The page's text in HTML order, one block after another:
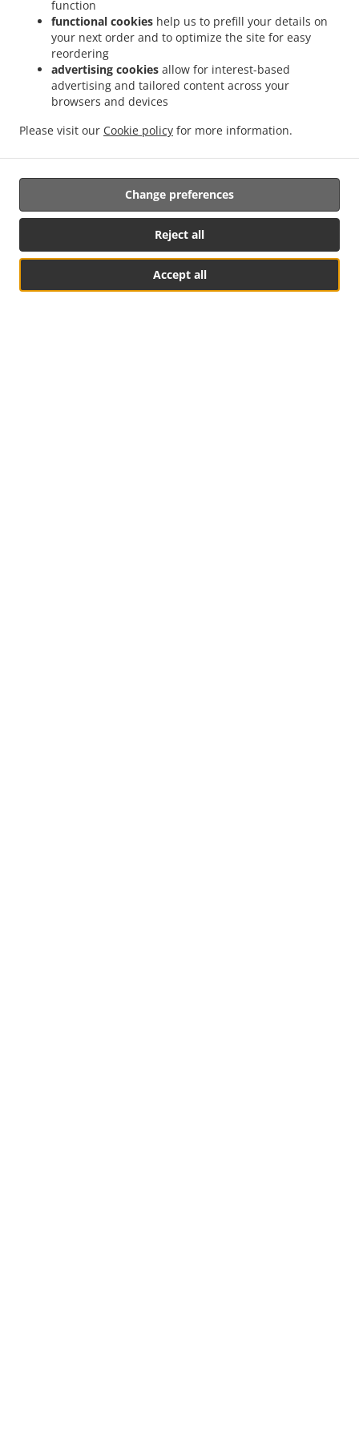
function
functional cookies help us to prefill your details on
your next order and to optimize the site for easy
reordering
advertising cookies allow for interest-based
advertising and tailored content across your
browsers and devices
Please visit our Cookie policy for more information.
Accept all
Reject all
Change preferences
Udbringningsgebyr
Zone 1, Min. - 100,00 kr., Gebyr - 49,00 kr.
Zone 5, Min. - 100,00 kr., Gebyr - 49,00 kr.
Zone 4, Min. - 100,00 kr., Gebyr - 59,00 kr.
Zone 7 , Min. - 120,00 kr., Gebyr - 60,00 kr.
Zone 2, Min. - 120,00 kr., Gebyr - 65,00 kr.
Zone 6, Min. - 120,00 kr., Gebyr - 65,00 kr.
, Min. - 120,00 kr., Gebyr - 65,00 kr.
Zone 3, Min. - 150,00 kr., Gebyr - 80,00 kr.